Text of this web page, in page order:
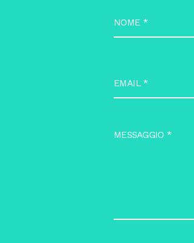
NOME *
EMAIL *
MESSAGGIO *